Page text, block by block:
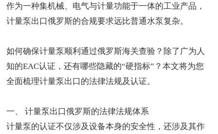
作为一种集机械、电气与计量功能于一体的工业产品，
计量泵出口俄罗斯的合规要求远比普通水泵复杂。
如何确保计量泵顺利通过俄罗斯海关查验？除了广为人
知的EAC认证 ，还有哪些隐藏的“硬指标”？本文将为您
全面梳理计量泵出口的法律法规及认证。
一、计量泵出口俄罗斯的法律法规体系
计量泵的认证不仅涉及设备本身的安全性，还涉及其作